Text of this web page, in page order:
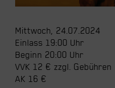
Mittwoch, 24.07.2024
Einlass 19:00 Uhr
Beginn 20:00 Uhr
VVK 12 € zzgl. Gebühren
AK 16 €